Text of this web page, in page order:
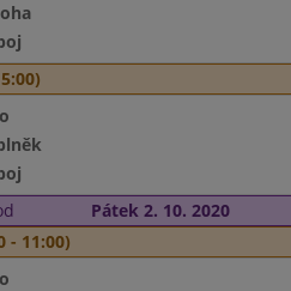
Pátek 2. 10. 2020
- 11:00)